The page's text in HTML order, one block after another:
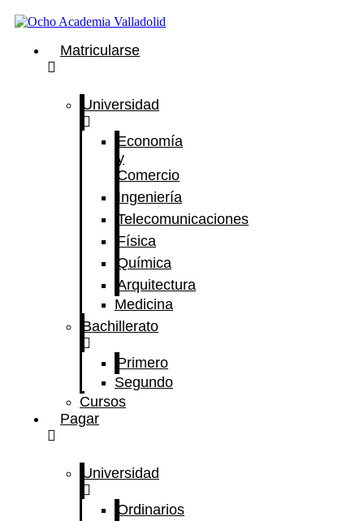
Matricularse
Universidad
Economía
y
Comercio
Ingeniería
Telecomunicaciones
Física
Química
Arquitectura
Medicina
Bachillerato
Primero
Segundo
Cursos
Pagar
Universidad
Ordinarios